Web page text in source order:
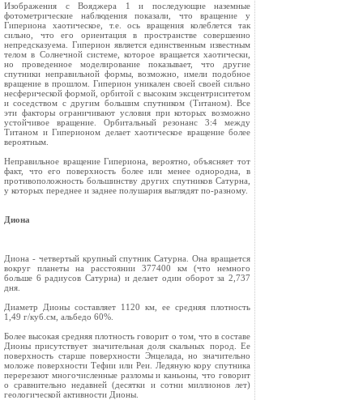
Изображения с Вояджера 1 и последующие наземные
фотометрические наблюдения показали, что вращение у
Гипериона хаотическое, т.е. ось вращения колеблется так
сильно, что его ориентация в пространстве совершенно
непредсказуема. Гиперион является единственным известным
телом в Солнечной системе, которое вращается хаотически,
но проведенное моделирование показывает, что другие
спутники неправильной формы, возможно, имели подобное
вращение в прошлом. Гиперион уникален своей своей сильно
несферической формой, орбитой с высоким эксцентриситетом
и соседством с другим большим спутником (Титаном). Все
эти факторы ограничивают условия при которых возможно
устойчивое вращение. Орбитальный резонанс 3:4 между
Титаном и Гиперионом делает хаотическое вращение более
вероятным.
Неправильное вращение Гипериона, вероятно, объясняет тот
факт, что его поверхность более или менее однородна, в
противоположность большинству других спутников Сатурна,
у которых переднее и заднее полушария выглядят по-разному.
Диона
Диона - четвертый крупный спутник Сатурна. Она вращается
вокруг планеты на расстоянии 377400 км (что немного
больше 6 радиусов Сатурна) и делает один оборот за 2,737
дня.
Диаметр Дионы составляет 1120 км, ее средняя плотность
1,49 г/куб.см, альбедо 60%.
Более высокая средняя плотность говорит о том, что в составе
Дионы присутствует значительная доля скальных пород. Ее
поверхность старше поверхности Энцелада, но значительно
моложе поверхности Тефии или Реи. Ледяную кору спутника
перерезают многочисленные разломы и каньоны, что говорит
о сравнительно недавней (десятки и сотни миллионов лет)
геологической активности Дионы.